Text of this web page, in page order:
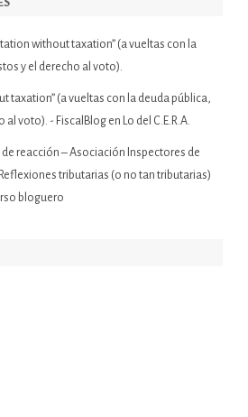
without taxation” (a vueltas con la
y el derecho al voto).
taxation” (a vueltas con la deuda pública,
al voto). - FiscalBlog en Lo del C.E.R.A.
reacción – Asociación Inspectores de
tributarias (o no tan tributarias)
bloguero